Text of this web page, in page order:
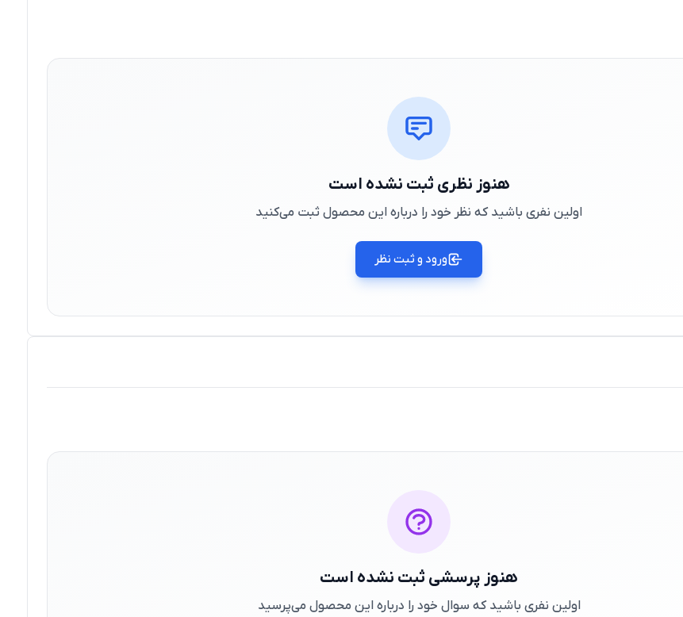
هنوز نظری ثبت نشده است
اولین نفری باشید که نظر خود را درباره این محصول ثبت می‌کنید
ورود و ثبت نظر
هنوز پرسشی ثبت نشده است
اولین نفری باشید که سوال خود را درباره این محصول می‌پرسید